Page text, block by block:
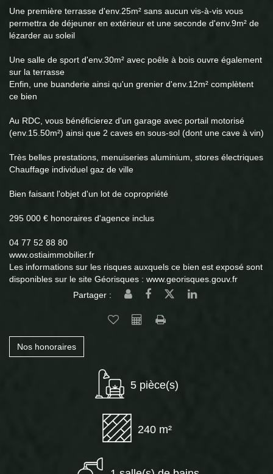
Une première terrasse d'env.25m² sans aucun vis-à-vis vous
permettra de déjeuner en extérieur et une seconde d'env.9m² de
lézarder au soleil
Une salle de sport d'env.30m² avec poêle à bois ouvre également
sur la terrasse
Enfin, une buanderie ainsi qu'un grenier d'env.12m² complètent
ce bien
Au RDC, vous bénéficierez d'un garage avec portail motorisé
(env.15.50m²) ainsi que 2 caves en sous-sol (dont une cave à vin)
Très belles prestations, menuiseries aluminium, stores électriques
Chauffage individuel gaz de ville
Bien faisant l'objet d'un lot de copropriété
295 000 € honoraires d'agence inclus
04 77 52 88 80
www.ostiaimmobilier.fr
Les informations sur les risques auxquels ce bien est exposé sont
disponibles sur le site Géorisques : www.georisques.gouv.fr
Partager :
Nos honoraires
5 pièce(s)
240 m²